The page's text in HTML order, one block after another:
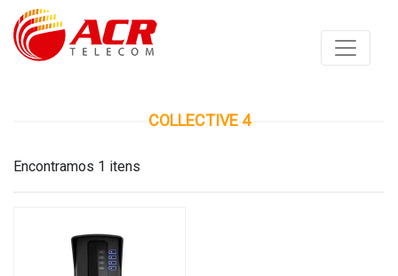
COLLECTIVE 4
Encontramos 1 itens